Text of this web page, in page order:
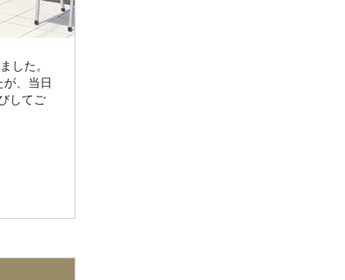
した。
、当日
してご